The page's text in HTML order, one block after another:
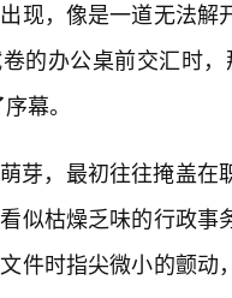
现，像是一道无法
的办公桌前交汇时
幕。
芽，最初往往掩盖在
似枯燥乏味的行政
件时指尖微小的颤